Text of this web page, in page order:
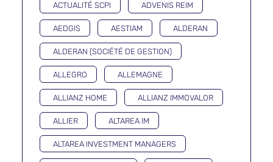
ACTUALITÉ SCPI ADVENIS REIM
AEDGIS AESTIAM ALDERAN
ALDERAN (SOCIÉTÉ DE GESTION)
ALLEGRO ALLEMAGNE
ALLIANZ HOME ALLIANZ IMMOVALOR
ALLIER ALTAREA IM
ALTAREA INVESTMENT MANAGERS